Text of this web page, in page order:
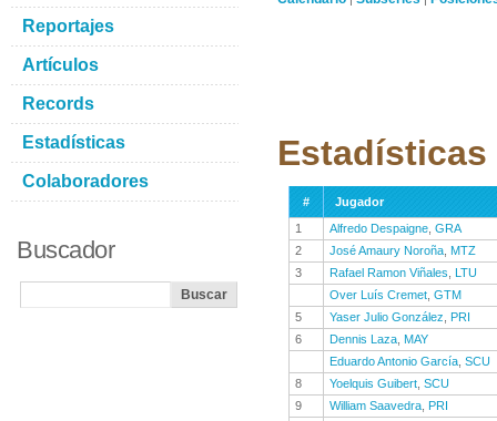
#
Jugador
1
Alfredo Despaigne GRA
2
José Amaury Noroña MTZ
3
Rafael Ramon Viñales
LTU
Over Luís Cremet GTM
5
Yaser Julio González
PRI
6
Dennis Laza MAY
Eduardo Antonio García SCU
8
Yoelquis Guibert SCU
9
William Saavedra PRI
Reportajes
Artículos
Records
Estadísticas
Colaboradores
Buscador